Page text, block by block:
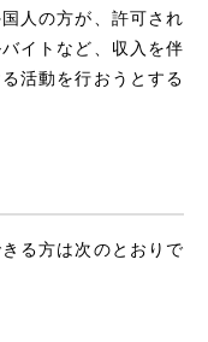
人の方が、許可され
イトなど、収入を伴
活動を行おうとする
る方は次のとおりで